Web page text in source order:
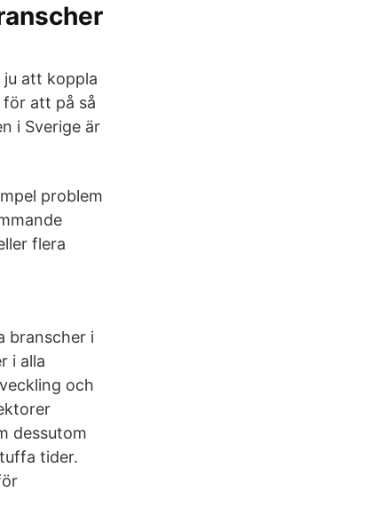
ju att koppla
att på så
i Sverige är
problem
flera
branscher i
i alla
och
dessutom
tider.